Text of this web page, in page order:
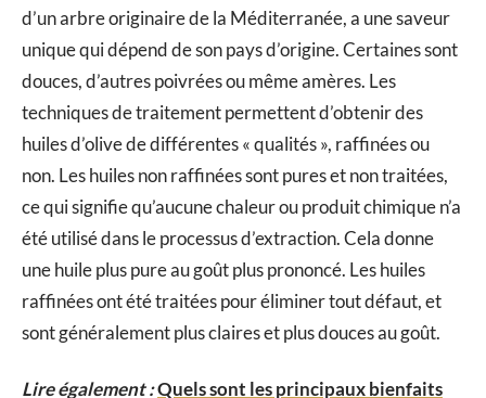
d’un arbre originaire de la Méditerranée, a une saveur
unique qui dépend de son pays d’origine. Certaines sont
douces, d’autres poivrées ou même amères. Les
techniques de traitement permettent d’obtenir des
huiles d’olive de différentes « qualités », raffinées ou
non. Les huiles non raffinées sont pures et non traitées,
ce qui signifie qu’aucune chaleur ou produit chimique n’a
été utilisé dans le processus d’extraction. Cela donne
une huile plus pure au goût plus prononcé. Les huiles
raffinées ont été traitées pour éliminer tout défaut, et
sont généralement plus claires et plus douces au goût.
Lire également :Quels sont les principaux bienfaits